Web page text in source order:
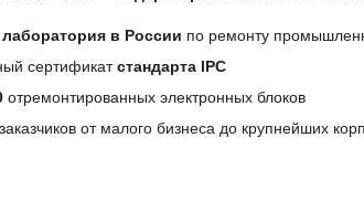
в России по ремонту
сертификатстандарта IPC
отремонтированных электронных блоков
заказчиков от малого бизнеса до крупнейших